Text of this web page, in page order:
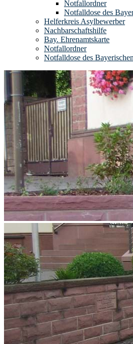
Notfallordner
Notfalldose des
Helferkreis Asylbewerber
Nachbarschaftshilfe
Bay. Ehrenamtskarte
Notfallordner
Notfalldose des